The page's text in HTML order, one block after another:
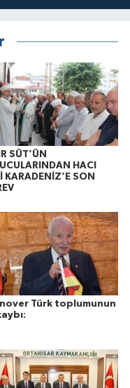
SÜT’ÜN
HACI
KARADENİZ’E SON
Türk toplumunun